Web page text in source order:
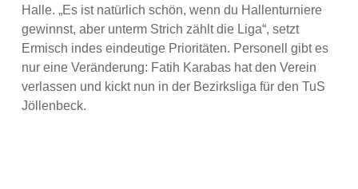
Halle. „Es ist natürlich schön, wenn du Hallenturniere
gewinnst, aber unterm Strich zählt die Liga“, setzt
Ermisch indes eindeutige Prioritäten. Personell gibt es
nur eine Veränderung: Fatih Karabas hat den Verein
verlassen und kickt nun in der Bezirksliga für den TuS
Jöllenbeck.